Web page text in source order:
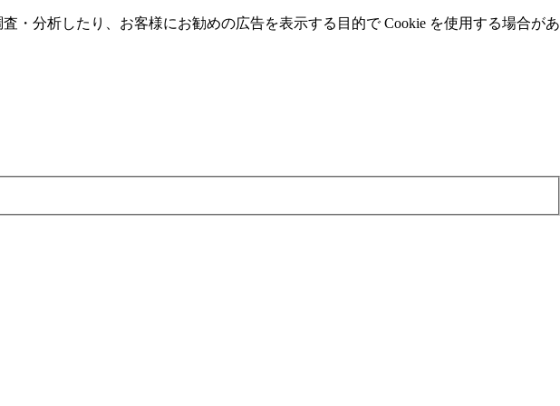
・分析したり、お客様にお勧めの広告を表⽰する⽬的で Cookie を使⽤する場合があ